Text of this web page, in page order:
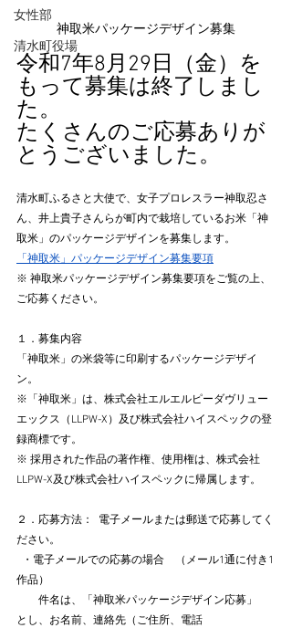
女性部
清水町役場
神取米パッケージデザイン募集
令和7年8月29日（金）を
もって募集は終了しまし
た。
たくさんのご応募ありが
とうございました。
清水町ふるさと大使で、女子プロレスラー神取忍さ
ん、井上貴子さんらが町内で栽培しているお米「神
取米」のパッケージデザインを募集します。
「神取米」パッケージデザイン募集要項
※ 神取米パッケージデザイン募集要項をご覧の上、
ご応募ください。
１．募集内容
「神取米」の米袋等に印刷するパッケージデザイ
ン。
※「神取米」は、株式会社エルエルピーダヴリュー
エックス（LLPW-X）及び株式会社ハイスペックの登
録商標です。
※ 採用された作品の著作権、使用権は、株式会社
LLPW-X及び株式会社ハイスペックに帰属します。
２．応募方法：  電子メールまたは郵送で応募してく
ださい。
作品）
件名は、「神取米パッケージデザイン応募」
とし、お名前、連絡先（ご住所、電話